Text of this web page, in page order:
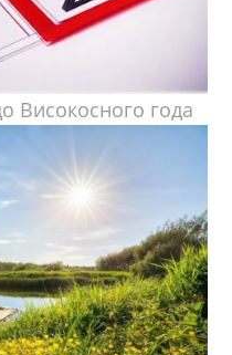
Високосного года